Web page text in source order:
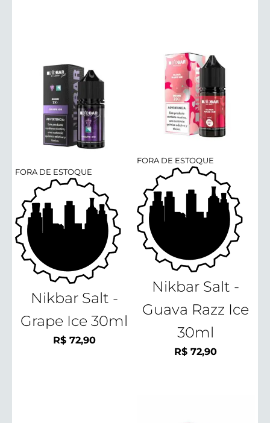
FORA DE ESTOQUE
Nikbar Salt -
Grape Ice 30ml
R$72,90
FORA DE ESTOQUE
Nikbar Salt -
Guava Razz Ice
30ml
R$ 72,90